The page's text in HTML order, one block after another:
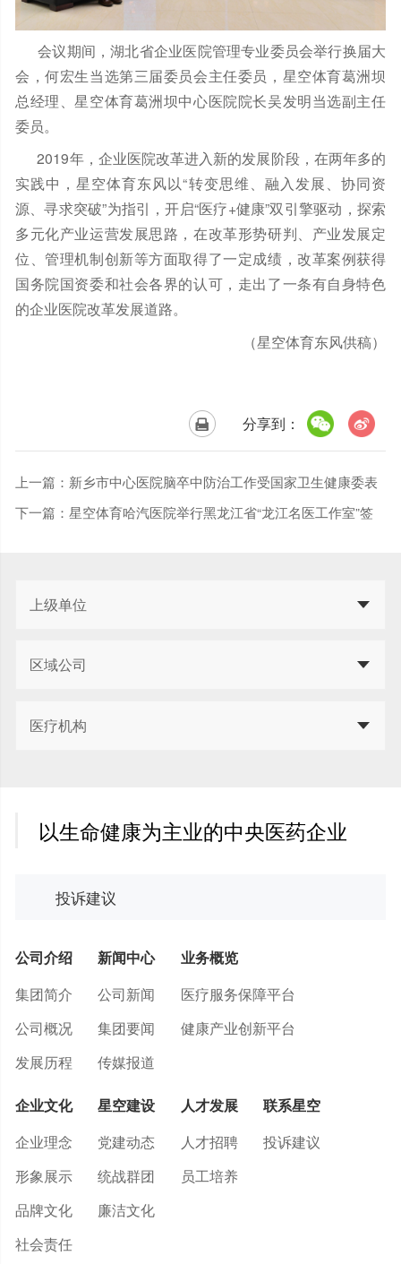
会议期间，湖北省企业医院管理专业委员会举行换届大
会，何宏生当选第三届委员会主任委员，星空体育葛洲坝
总经理、星空体育葛洲坝中心医院院长吴发明当选副主任
委员。
2019年，企业医院改革进入新的发展阶段，在两年多的
实践中，星空体育东风以“转变思维、融入发展、协同资
源、寻求突破”为指引，开启“医疗+健康”双引擎驱动，探索
多元化产业运营发展思路，在改革形势研判、产业发展定
位、管理机制创新等方面取得了一定成绩，改革案例获得
国务院国资委和社会各界的认可，走出了一条有自身特色
的企业医院改革发展道路。
（星空体育东风供稿）
分享到：
上一篇： 新乡市中心医院脑卒中防治工作受国家卫生健康委表
彰
下一篇： 星空体育哈汽医院举行黑龙江省“龙江名医工作室”签
上级单位
区域公司
医疗机构
以生命健康为主业的中央医药企业
投诉建议
公司介绍
集团简介
公司概况
发展历程
新闻中心
公司新闻
集团要闻
传媒报道
业务概览
医疗服务保障平台
健康产业创新平台
企业文化
企业理念
形象展示
品牌文化
社会责任
星空建设
党建动态
统战群团
廉洁文化
人才发展
人才招聘
员工培养
联系星空
投诉建议